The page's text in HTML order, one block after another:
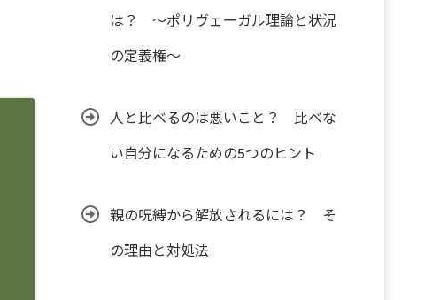
は？ ～ポリヴェーガル理論と状況
の定義権～
人と比べるのは悪いこと？ 比べな
い自分になるための5つのヒント
親の呪縛から解放されるには？ そ
の理由と対処法